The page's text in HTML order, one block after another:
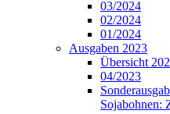
03/2024
02/2024
01/2024
Ausgaben 2023
Übersicht
04/2023
Sojabohnen: